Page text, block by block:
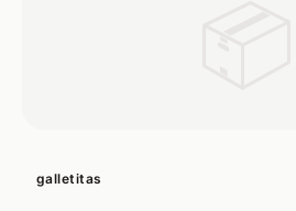
galletitas